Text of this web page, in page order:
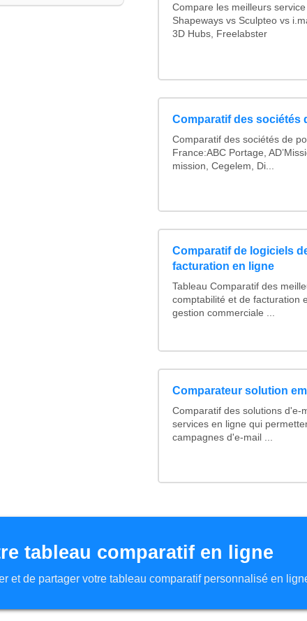
Compare les meilleurs
Shapeways vs Sculpteo vs
3D Hubs, Freelabster
Comparatif des sociétés
Comparatif des sociétés de
France:ABC Portage,
mission, Cegelem, Di...
Comparatif de logiciels
facturation en ligne
Tableau Comparatif des
comptabilité et de facturation
gestion commerciale ...
Comparateur solution
Comparatif des solutions d'e-
services en ligne qui
campagnes d'e-mail ...
tableau comparatif en ligne
et de partager votre tableau comparatif personnalisé en